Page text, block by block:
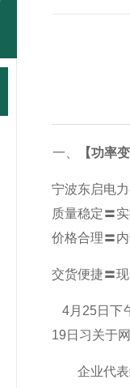
一、 【功率
宁波东启电
质量稳定〓
价格合理〓
交货便捷〓
4月25日下
19日习关于
企业代表纷